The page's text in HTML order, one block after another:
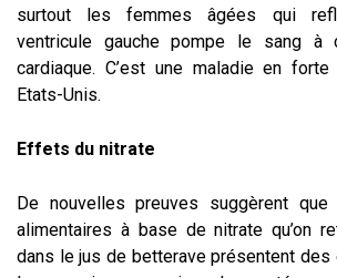
surtout les femmes âgées qui
ventricule gauche pompe le sang à
cardiaque. C’est une maladie en forte
Etats-Unis.
Effets du nitrate
De nouvelles preuves suggèrent que
alimentaires à base de nitrate qu’on
dans le jus de betterave présentent